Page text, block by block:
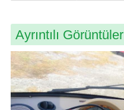
Ayrıntılı Görüntüler